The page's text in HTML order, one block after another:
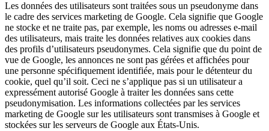
Les données des utilisateurs sont traitées sous un pseudonyme dans
le cadre des services marketing de Google. Cela signifie que Google
ne stocke et ne traite pas, par exemple, les noms ou adresses e-mail
des utilisateurs, mais traite les données relatives aux cookies dans
des profils d’utilisateurs pseudonymes. Cela signifie que du point de
vue de Google, les annonces ne sont pas gérées et affichées pour
une personne spécifiquement identifiée, mais pour le détenteur du
cookie, quel qu’il soit. Ceci ne s’applique pas si un utilisateur a
expressément autorisé Google à traiter les données sans cette
pseudonymisation. Les informations collectées par les services
marketing de Google sur les utilisateurs sont transmises à Google et
stockées sur les serveurs de Google aux États-Unis.